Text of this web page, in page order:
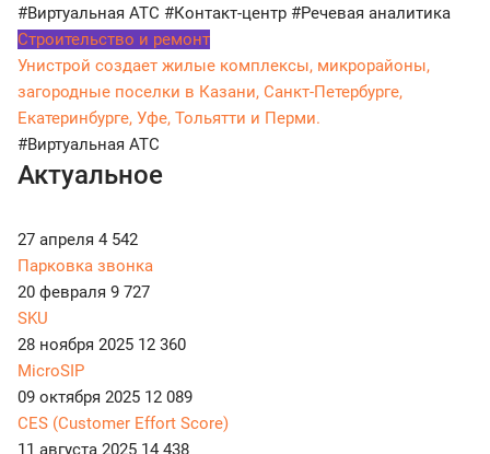
#Виртуальная АТС #Контакт-центр #Речевая аналитика
Строительство и ремонт
Унистрой создает жилые комплексы, микрорайоны,
загородные поселки в Казани, Санкт-Петербурге,
Екатеринбурге, Уфе, Тольятти и Перми.
#Виртуальная АТС
Актуальное
27 апреля 4 542
Парковка звонка
20 февраля 9 727
SKU
28 ноября 2025 12 360
MicroSIP
09 октября 2025 12 089
CES (Customer Effort Score)
11 августа 2025 14 438